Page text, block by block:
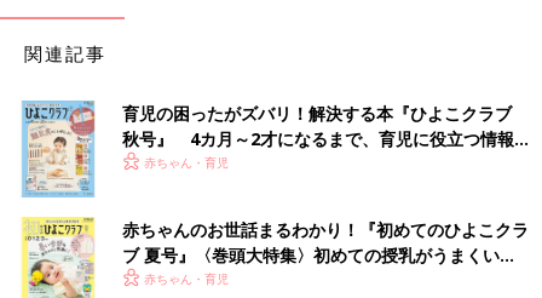
関連記事
育児の困ったがズバリ！解決する本『ひよこクラブ
秋号』 4カ月～2才になるまで、育児に役立つ情報が
いっぱい！
赤ちゃん・育児
赤ちゃんのお世話まるわかり！『初めてのひよこクラ
ブ 夏号』〈巻頭大特集〉初めての授乳がうまくい
く！ おっぱい・ミルクの基本と夏のトラブル 解決テ
赤ちゃん・育児